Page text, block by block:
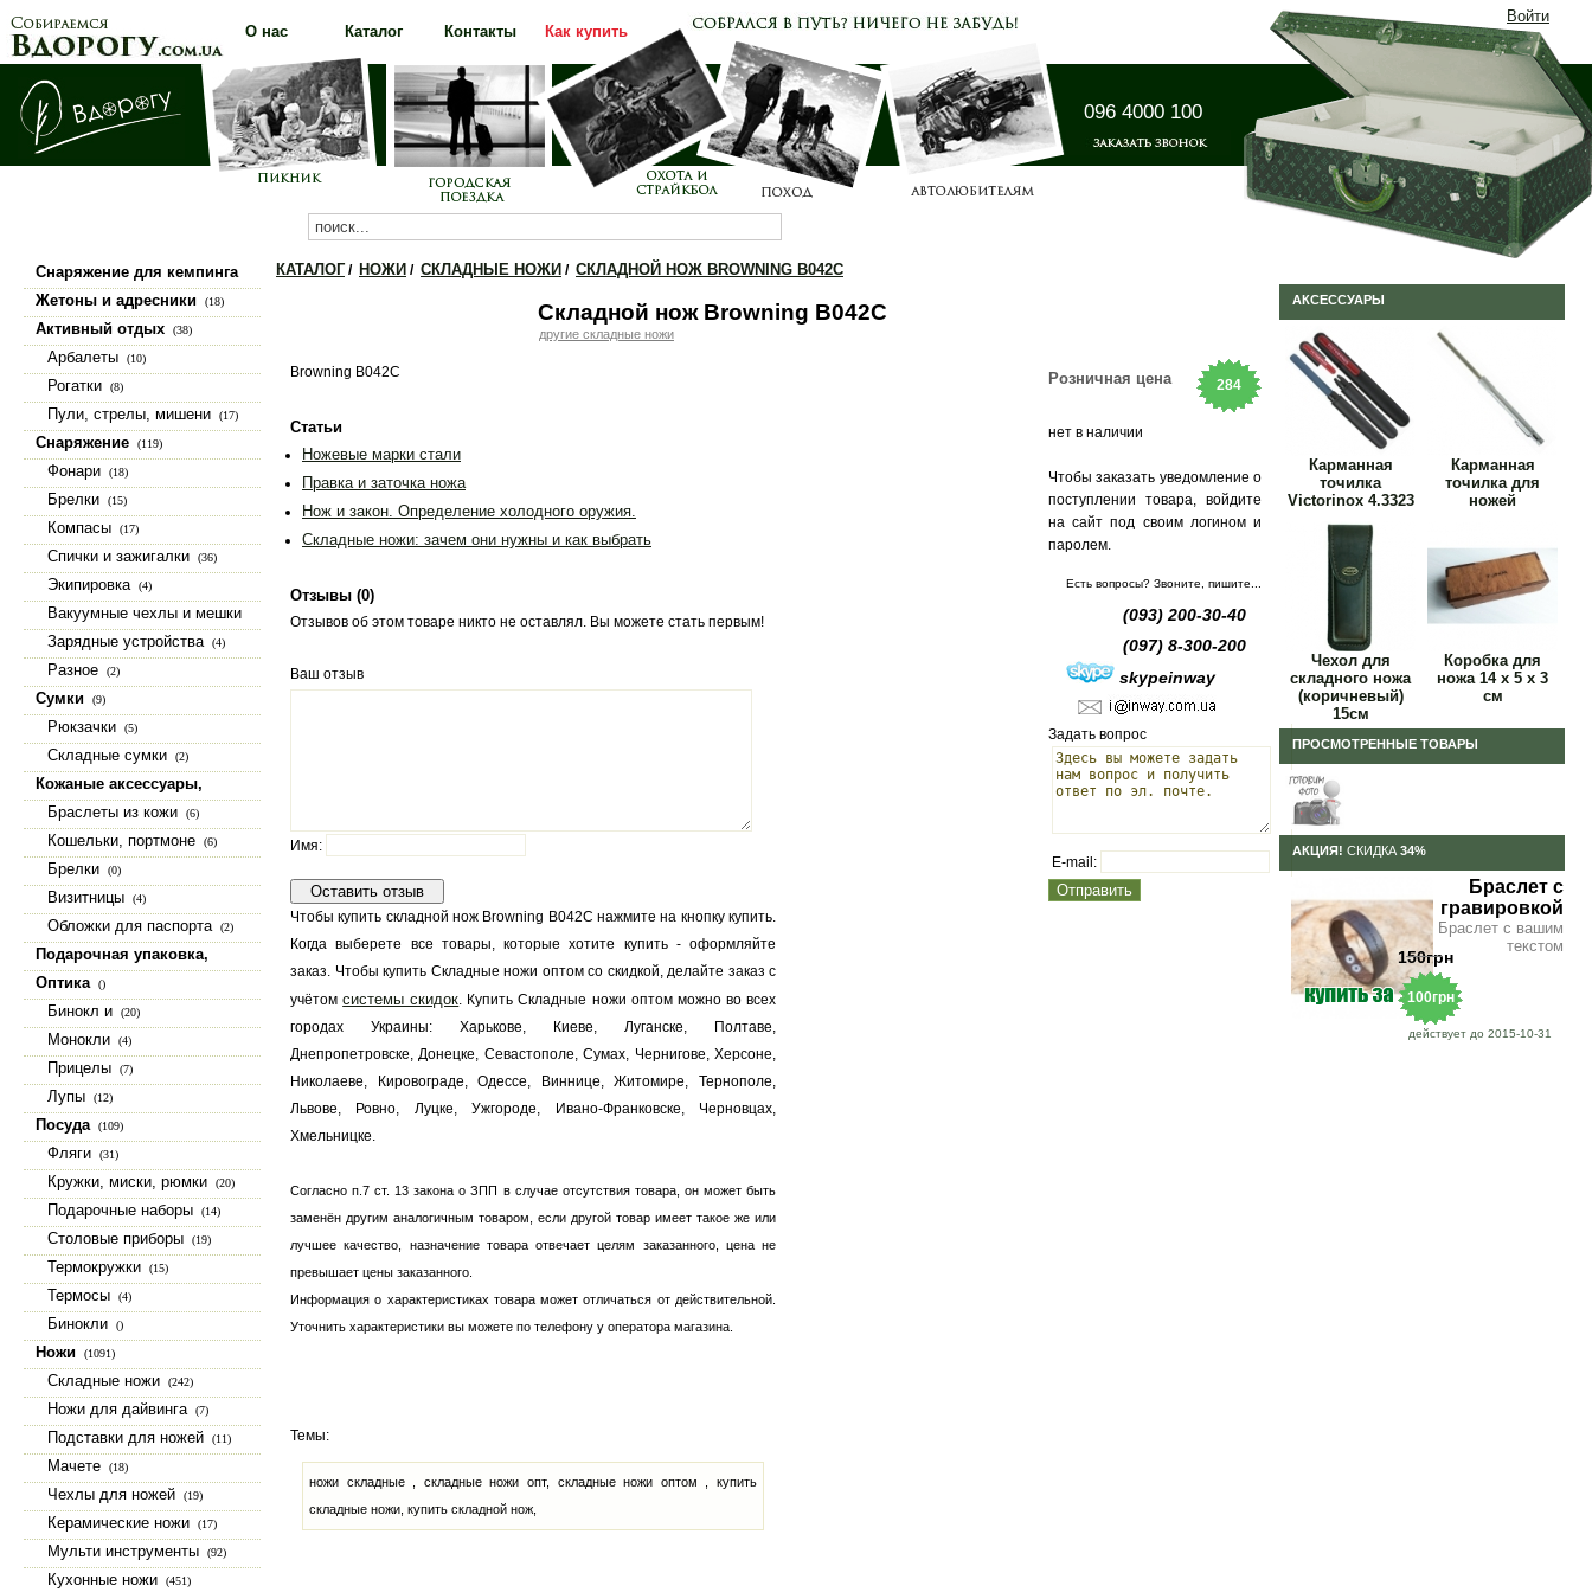
096 4000 100
О нас Каталог Контакты Как купить
Прайс-лист
Каталог
Снаряжение для кемпинга
(100)
Жетоны и адресники (18)
Активный отдых (38)
Арбалеты (10)
Рогатки (8)
Пули, стрелы, мишени (17)
Снаряжение (119)
Фонари (18)
Брелки (15)
Компасы (17)
Спички и зажигалки (36)
Экипировка (4)
Вакуумные чехлы и мешки
Зарядные устройства (4)
Разное (2)
Сумки (9)
Рюкзачки (5)
Складные сумки (2)
Кожаные аксессуары,
изделия из натуральной кожи
(23)
Браслеты из кожи (6)
Кошельки, портмоне (6)
Брелки (0)
Визитницы (4)
Обложки для паспорта (2)
Подарочная упаковка,
коробки, шкатулки
Оптика ()
Бинокл и (20)
Монокли (4)
Прицелы (7)
Лупы (12)
Посуда (109)
Фляги (31)
Кружки, миски, рюмки (20)
Подарочные наборы (14)
Столовые приборы (19)
Термокружки (15)
Термосы (4)
Бинокли ()
Ножи (1091)
Складные ножи (242)
Ножи для дайвинга (7)
Подставки для ножей (11)
Мачете (18)
Чехлы для ножей (19)
Керамические ножи (17)
Мульти инструменты (92)
Кухонные ножи (451)
КАТАЛОГ / НОЖИ / СКЛАДНЫЕ НОЖИ / СКЛАДНОЙ НОЖ BROWNING B042C
Складной нож Browning B042C
другие складные ножи
Browning B042C
Статьи
Ножевые марки стали
Правка и заточка ножа
Нож и закон. Определение холодного оружия.
Складные ножи: зачем они нужны и как выбрать
Отзывы (0)
Отзывов об этом товаре никто не оставлял. Вы можете стать первым!
Ваш отзыв
Имя:
Чтобы купить складной нож Browning B042C нажмите на кнопку купить.
Когда выберете все товары, которые хотите купить - оформляйте
заказ. Чтобы купить Складные ножи оптом со скидкой, делайте заказ с
учётомсистемы скидок. Купить Складные ножи оптом можно во всех
городах Украины: Харькове, Киеве, Луганске, Полтаве,
Днепропетровске, Донецке, Севастополе, Сумах, Чернигове, Херсоне,
Николаеве, Кировограде, Одессе, Виннице, Житомире, Тернополе,
Львове, Ровно, Луцке, Ужгороде, Ивано-Франковске, Черновцах,
Хмельницке.
Согласно п.7 ст. 13 закона о ЗПП в случае отсутствия товара, он может быть
заменён другим аналогичным товаром, если другой товар имеет такое же или
лучшее качество, назначение товара отвечает целям заказанного, цена не
превышает цены заказанного.
Информация о характеристиках товара может отличаться от действительной.
Уточнить характеристики вы можете по телефону у оператора магазина.
Темы:
ножи складные , складные ножи опт, складные ножи оптом , купить
складные ножи, купить складной нож,
284
Розничная цена
нет в наличии
Чтобы заказать уведомление о
поступлении товара, войдите
на сайт под своим логином и
паролем.
Есть вопросы? Звоните, пишите...
(093) 200-30-40
(097) 8-300-200
skypeinway
Задать вопрос
E-mail:
АКСЕССУАРЫ
Карманная
точилка
Victorinox 4.3323
Карманная
точилка для
ножей
Чехол для
складного ножа
(коричневый)
15см
Коробка для
ножа 14 х 5 х 3
см
ПРОСМОТРЕННЫЕ ТОВАРЫ
АКЦИЯ! СКИДКА 34%
Браслет с
гравировкой
Браслет с вашим
текстом
150грн
100грн
действует до 2015-10-31
Войти